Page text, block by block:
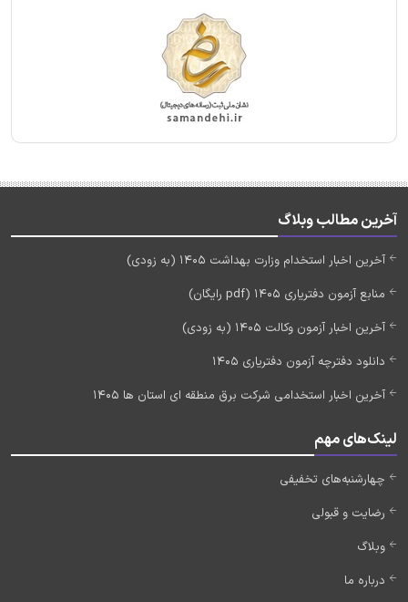
آخرین مطالب وبلاگ
آخرین اخبار استخدام وزارت بهداشت 1405 (به زودی)
منابع آزمون دفتریاری 1405 (pdf رایگان)
آخرین اخبار آزمون وکالت 1405 (به زودی)
دانلود دفترچه آزمون دفتریاری 1405
آخرین اخبار استخدامی شرکت برق منطقه ای استان ها 1405
لینک‌های مهم
چهارشنبه‌های تخفیفی
رضایت و قبولی
وبلاگ
درباره ما